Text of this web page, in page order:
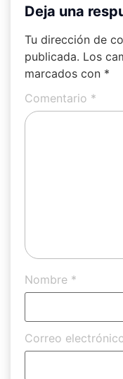
Deja una
Tu dirección de
publicada. Los
marcados con *
Comentario *
Nombre *
Correo